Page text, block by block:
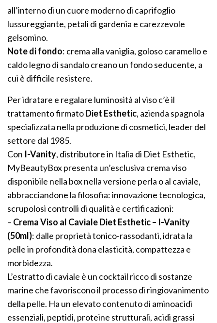
all’interno di un cuore moderno di caprifoglio
lussureggiante, petali di gardenia e carezzevole
gelsomino.
Note di fondo: crema alla vaniglia, goloso caramello e
caldo legno di sandalo creano un fondo seducente, a
cui è difficile resistere.
Per idratare e regalare luminosità al viso c’è il
trattamento firmatoDiet Esthetic, azienda spagnola
specializzata nella produzione di cosmetici, leader del
settore dal 1985.
Con I-Vanity, distributore in Italia di Diet Esthetic,
MyBeautyBox presenta un’esclusiva crema viso
disponibile nella box nella versione perla o al caviale,
abbracciandone la filosofia: innovazione tecnologica,
scrupolosi controlli di qualità e certificazioni:
– Crema Viso al Caviale Diet Esthetic – I-Vanity
(50ml): dalle proprietà tonico-rassodanti, idrata la
pelle in profondità dona elasticità, compattezza e
morbidezza.
L’estratto di caviale è un cocktail ricco di sostanze
marine che favoriscono il processo di ringiovanimento
della pelle. Ha un elevato contenuto di aminoacidi
essenziali, peptidi, proteine strutturali, acidi grassi